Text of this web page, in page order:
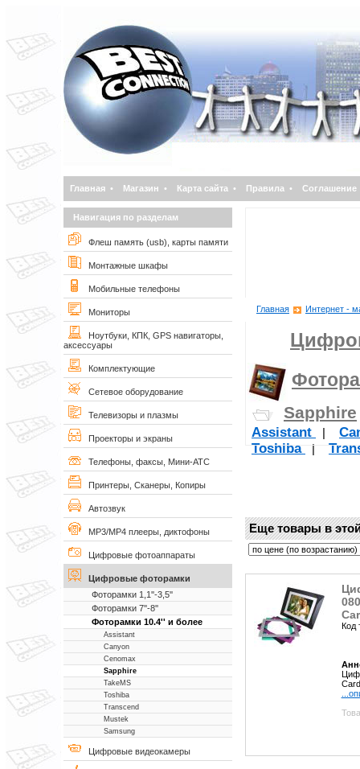
Главная • Магазин • Карта сайта • Правила • Соглашение
Навигация по разделам
Флеш память (usb), карты памяти
Монтажные шкафы
Мобильные телефоны
Мониторы
Ноутбуки, КПК, GPS навигаторы,
аксессуары
Комплектующие
Сетевое оборудование
Телевизоры и плазмы
Проекторы и экраны
Телефоны, факсы, Мини-АТС
Принтеры, Сканеры, Копиры
Автозвук
MP3/MP4 плееры, диктофоны
Цифровые фотоаппараты
Цифровые фоторамки
Фоторамки 1,1''-3,5''
Фоторамки 7''-8''
Фоторамки 10.4'' и более
Assistant
Canyon
Cenomax
Sapphire
TakeMS
Toshiba
Transcend
Mustek
Samsung
Цифровые видеокамеры
Главная Интернет -
Sapphire
Assistant |
Toshiba
|
Еще товары в
Код